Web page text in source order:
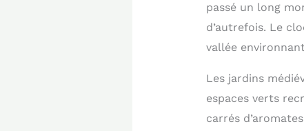
passé un long
d’autrefois. Le
vallée
Les jardins
espaces verts
carrés